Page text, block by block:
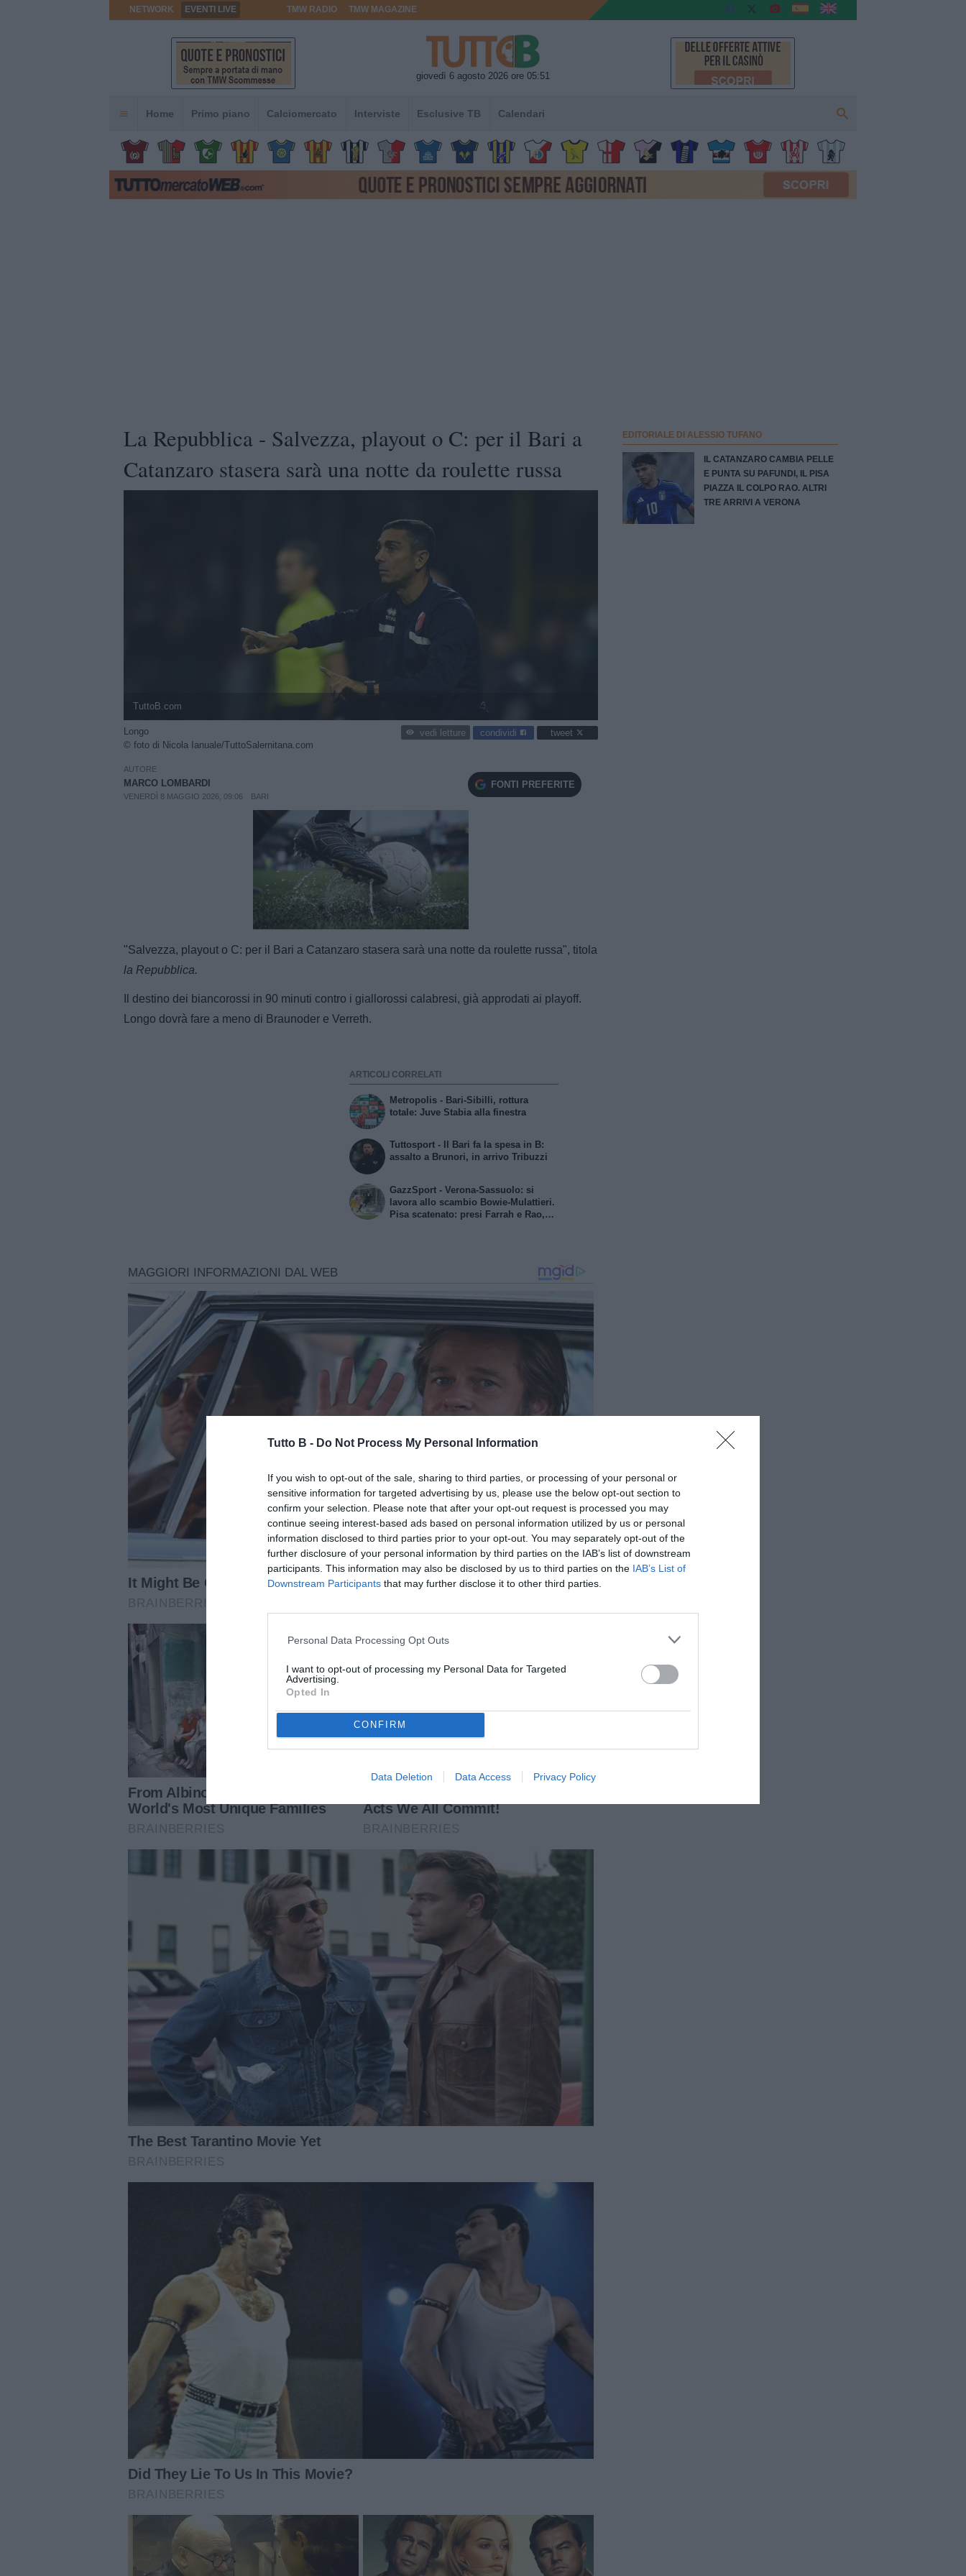
Tutto B - Do Not Process My Personal Information
If you wish to opt-out of the sale, sharing to third parties, or processing of your personal or
sensitive information for targeted advertising by us, please use the below opt-out section to
confirm your selection. Please note that after your opt-out request is processed you may
continue seeing interest-based ads based on personal information utilized by us or personal
information disclosed to third parties prior to your opt-out. You may separately opt-out of the
further disclosure of your personal information by third parties on the IAB’s list of downstream
participants. This information may also be disclosed by us to third parties on the IAB’s List of
Downstream Participants that may further disclose it to other third parties.
Personal Data Processing Opt Outs
I want to opt-out of processing my Personal Data for Targeted
Advertising.
Opted In
CONFIRM
Data Deletion Data Access Privacy Policy
NETWORK EVENTI LIVE TMW RADIO TMW MAGAZINE
giovedì 6 agosto 2026 ore 05:51
Home Primo piano Calciomercato Interviste Esclusive TB Calendari
La Repubblica - Salvezza, playout o C: per il Bari a
Catanzaro stasera sarà una notte da roulette russa
TuttoB.com
Longo
© foto di Nicola Ianuale/TuttoSalernitana.com
vedi letture condividi tweet
AUTORE
MARCO LOMBARDI
VENERDÌ 8 MAGGIO 2026, 09:06 BARI
FONTI PREFERITE
Unmute
Loaded
100.00%
"Salvezza, playout o C: per il Bari a Catanzaro stasera sarà una notte da roulette russa", titola
la Repubblica.
Il destino dei biancorossi in 90 minuti contro i giallorossi calabresi, già approdati ai playoff.
Longo dovrà fare a meno di Braunoder e Verreth.
ARTICOLI CORRELATI
Metropolis - Bari-Sibilli, rottura
totale: Juve Stabia alla finestra
Tuttosport - Il Bari fa la spesa in B:
assalto a Brunori, in arrivo Tribuzzi
GazzSport - Verona-Sassuolo: si
lavora allo scambio Bowie-Mulattieri.
Pisa scatenato: presi Farrah e Rao,
EDITORIALE DI ALESSIO TUFANO
IL CATANZARO CAMBIA PELLE
E PUNTA SU PAFUNDI, IL PISA
PIAZZA IL COLPO RAO. ALTRI
TRE ARRIVI A VERONA